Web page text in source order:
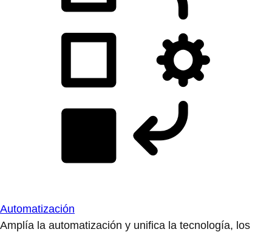
Automatización
Amplía la automatización y unifica la tecnología, los